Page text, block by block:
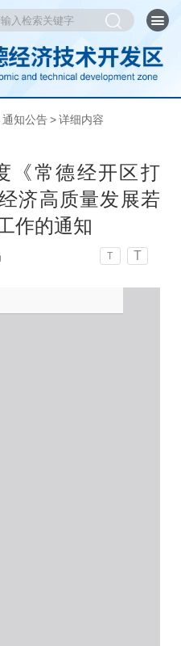
通知公告 > 详细内容
《常德经开区打
济高质量发展若
作的通知
T T